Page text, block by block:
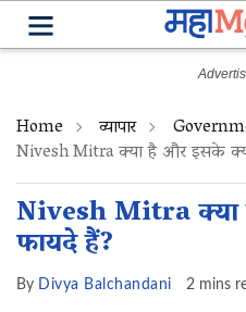
Home व्यापार
Nivesh Mitra क्या है और इसके
Nivesh Mitra
फायदे हैं?
By Divya Balchandani 2 mins